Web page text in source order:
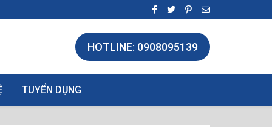
HOTLINE: 0908095139
TUYỂN DỤNG